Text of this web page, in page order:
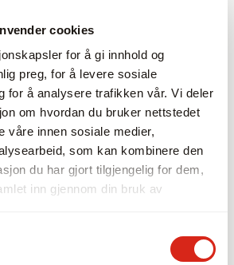
cookies
for å gi innhold og
preg, for å levere sosiale
for å analysere trafikken vår. Vi deler
om hvordan du bruker nettstedet
våre innen sosiale medier,
som kan kombinere den
du har gjort tilgjengelig for dem,
inn gjennom din bruk av